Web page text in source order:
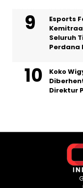
Esports
Seluruh
Perdana
Koko
Direktur